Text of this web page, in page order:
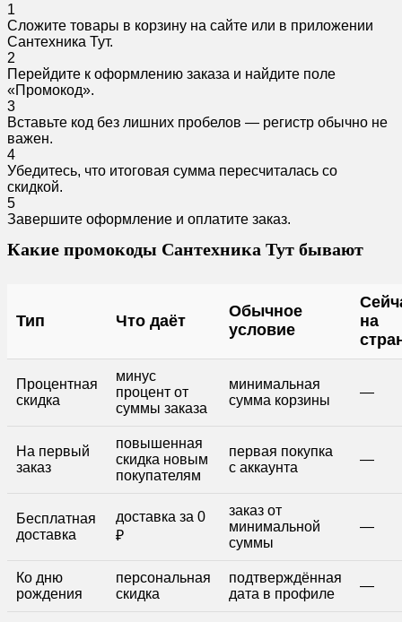
1
Сложите товары в корзину на сайте или в приложении
Сантехника Тут.
2
Перейдите к оформлению заказа и найдите поле
«Промокод».
3
Вставьте код без лишних пробелов — регистр обычно не
важен.
4
Убедитесь, что итоговая сумма пересчиталась со
скидкой.
5
Завершите оформление и оплатите заказ.
Какие промокоды Сантехника Тут бывают
Тип Что даёт
Обычное
условие
на
Процентная
скидка
минус
процент от
суммы заказа
минимальная
сумма корзины
—
На первый
заказ
повышенная
скидка новым
покупателям
первая покупка
с аккаунта
—
Бесплатная
доставка
доставка за 0
₽
заказ от
минимальной
суммы
—
Ко дню
рождения
персональная
скидка
подтверждённая
дата в профиле
—